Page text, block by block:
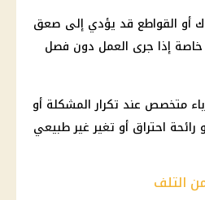
أو القواطع قد يؤدي إلى صعق
إذا جرى العمل دون فصل
متخصص عند تكرار المشكلة أو
احتراق أو تغير غير طبيعي
التلف